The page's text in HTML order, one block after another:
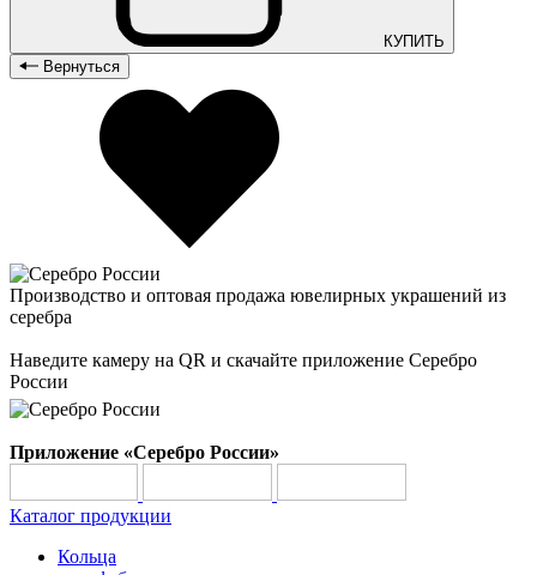
КУПИТЬ
Вернуться
Производство и оптовая продажа ювелирных украшений из
серебра
Наведите камеру на QR и скачайте приложение Серебро
России
Приложение «Серебро России»
Каталог продукции
Кольца